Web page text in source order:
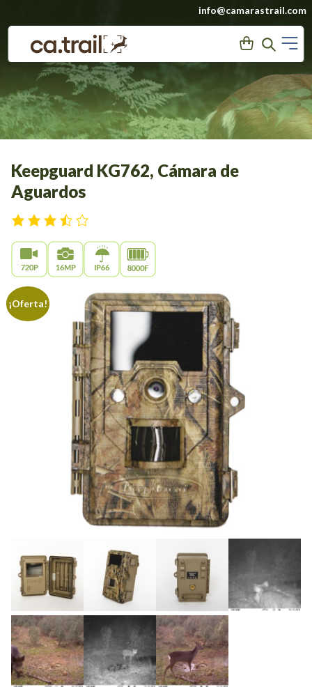
contenido
info@camarastrail.com
User Search
Keepguard KG762, Cámara de
Aguardos
¡Oferta!